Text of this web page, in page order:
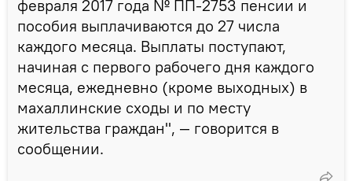
февраля 2017 года № ПП-2753 пенсии и
пособия выплачиваются до 27 числа
каждого месяца. Выплаты поступают,
начиная с первого рабочего дня каждого
месяца, ежедневно (кроме выходных) в
махаллинские сходы и по месту
жительства граждан", — говорится в
сообщении.